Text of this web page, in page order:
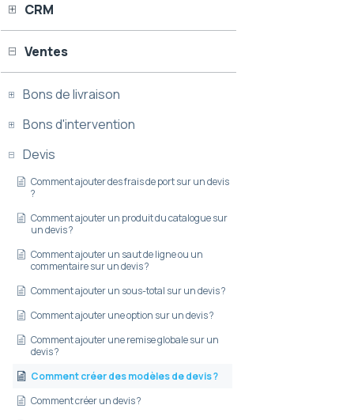
CRM
Ventes
Bons de livraison
Bons d'intervention
Devis
Comment ajouter des frais de port sur un devis
?
Comment ajouter un produit du catalogue sur
un devis ?
Comment ajouter un saut de ligne ou un
commentaire sur un devis ?
Comment ajouter un sous-total sur un devis ?
Comment ajouter une option sur un devis ?
Comment ajouter une remise globale sur un
devis ?
Comment créer des modèles de devis ?
Comment créer un devis ?